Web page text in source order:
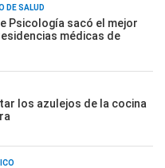
DE SALUD
Psicología sacó el mejor
médicas de
los azulejos de la cocina